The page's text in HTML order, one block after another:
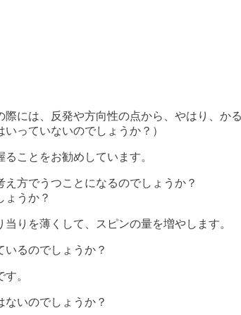
には、反発や方向性の点から、やはり、か
っていないのでしょうか？）
ことをお勧めしています。
方でうつことになるのでしょうか？
ょうか？
りを薄くして、スピンの量を増やします。
いるのでしょうか？
。
ないのでしょうか？